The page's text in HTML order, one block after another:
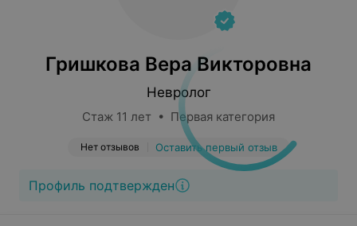
Гришкова Вера Викторовна
Невролог
Стаж 11 лет • Первая категория
Нет отзывов Оставить первый отзыв
Профиль подтвержден